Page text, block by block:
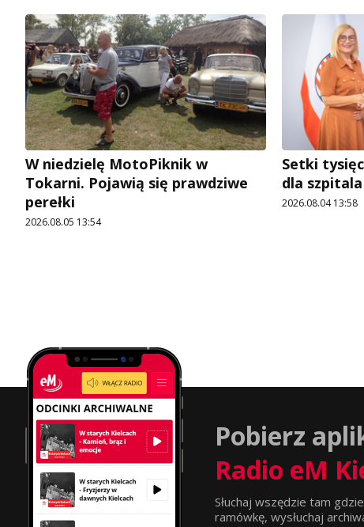
W niedzielę MotoPiknik w
Tokarni. Pojawią się prawdziwe
perełki
2026.08.05 13:54
Setki
dla
2026.08.04 13:58
Pobierz
Radio eM
Słuchaj wszędzie tam
ramówkę, wysłuchaj